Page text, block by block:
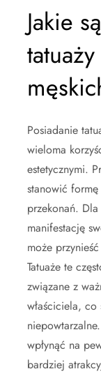
Jakie
Posiadanie
wieloma
estetycznymi.
stanowić
przekonań.
manifestację
może
Tatuaże te
związane z
właściciela,
wpłynąć na
bardziej